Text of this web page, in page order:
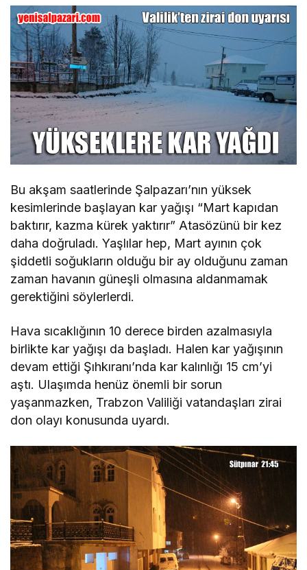
Bu akşam saatlerinde Şalpazarı’nın yüksek
kesimlerinde başlayan kar yağışı “Mart kapıdan
baktırır, kazma kürek yaktırır” Atasözünü bir kez
daha doğruladı. Yaşlılar hep, Mart ayının çok
şiddetli soğukların olduğu bir ay olduğunu zaman
zaman havanın güneşli olmasına aldanmamak
gerektiğini söylerlerdi.
Hava sıcaklığının 10 derece birden azalmasıyla
birlikte kar yağışı da başladı. Halen kar yağışının
devam ettiği Şıhkıranı’nda kar kalınlığı 15 cm’yi
aştı. Ulaşımda henüz önemli bir sorun
yaşanmazken, Trabzon Valiliği vatandaşları zirai
don olayı konusunda uyardı.